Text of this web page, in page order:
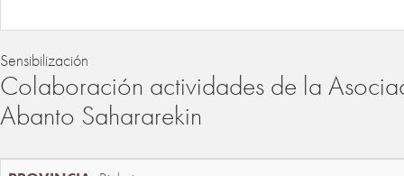
Sensibilización
Colaboración actividades de la
Abanto Sahararekin